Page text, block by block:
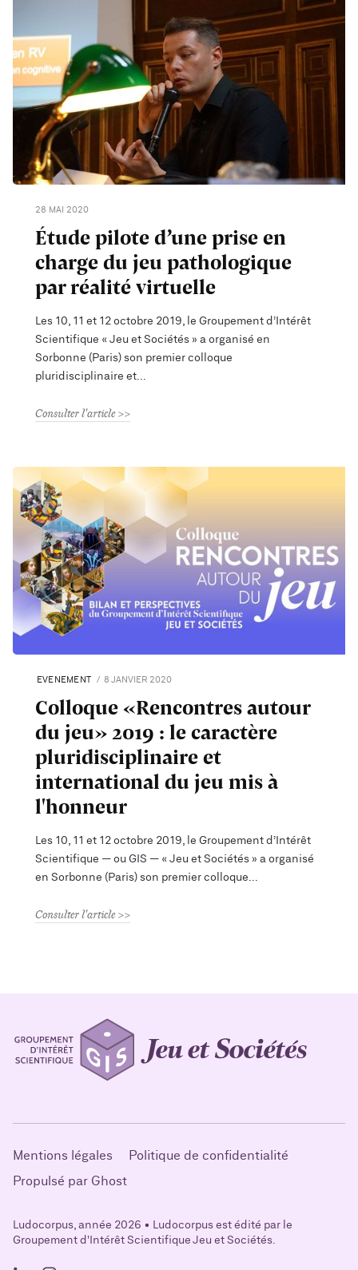
28 MAI 2020
Étude pilote d’une prise en
charge du jeu pathologique
par réalité virtuelle
Les 10, 11 et 12 octobre 2019, le Groupement d’Intérêt
Scientifique « Jeu et Sociétés » a organisé en
Sorbonne (Paris) son premier colloque
pluridisciplinaire et
Consulter l'article
EVENEMENT 8 JANVIER 2020
Colloque «Rencontres autour
du jeu» 2019 : le caractère
pluridisciplinaire et
international du jeu mis à
l'honneur
Les 10, 11 et 12 octobre 2019, le Groupement d’Intérêt
Scientifique — ou GIS — « Jeu et Sociétés » a organisé
en Sorbonne (Paris) son premier colloque
Consulter l'article
Mentions légales
Politique de confidentialité
Propulsé par Ghost
Ludocorpus, année 2026 • Ludocorpus est édité par le
Groupement d'Intérêt Scientifique Jeu et Sociétés.